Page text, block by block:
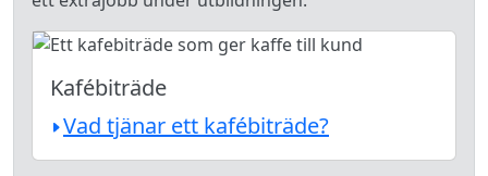
Kafébiträde
Vad tjänar ett kafébiträde?